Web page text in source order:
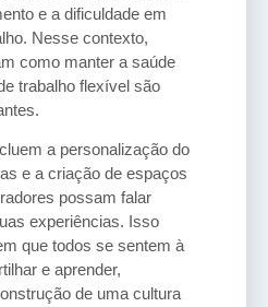
e a dificuldade em
Nesse contexto,
como manter a saúde
trabalho flexível são
a personalização do
e a criação de espaços
possam falar
experiências. Isso
que todos se sentem à
e aprender,
de uma cultura